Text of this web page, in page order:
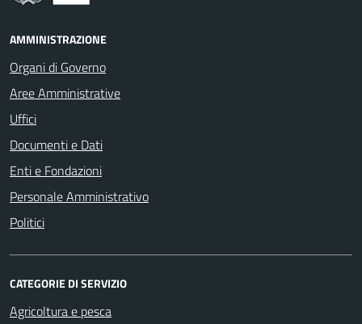
AMMINISTRAZIONE
Organi di Governo
Aree Amministrative
Uffici
Documenti e Dati
Enti e Fondazioni
Personale Amministrativo
Politici
CATEGORIE DI SERVIZIO
Agricoltura e pesca